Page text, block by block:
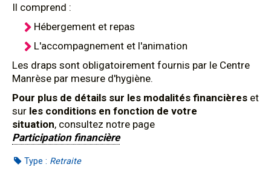
Il comprend :
Hébergement et repas
L'accompagnement et l'animation
Les draps sont obligatoirement fournis par le Centre
Manrèse par mesure d'hygiène.
Pour plus de détails sur les modalités financières et
sur les conditions en fonction de votre
situation, consultez notre page
Participation financière
Type : Retraite